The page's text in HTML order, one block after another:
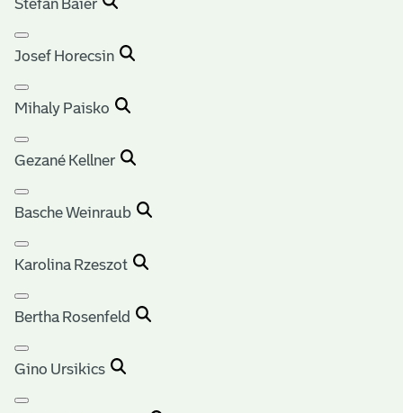
Stefan Baier
Josef Horecsin
Mihaly Paisko
Gezané Kellner
Basche Weinraub
Karolina Rzeszot
Bertha Rosenfeld
Gino Ursikics